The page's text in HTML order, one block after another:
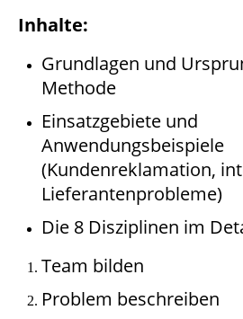
Inhalte:
Grundlagen und
Methode
Einsatzgebiete und
Anwendungsbeispiele
(Kundenreklamation,
Lieferantenprobleme)
Die 8 Disziplinen im
Team bilden
Problem beschreiben